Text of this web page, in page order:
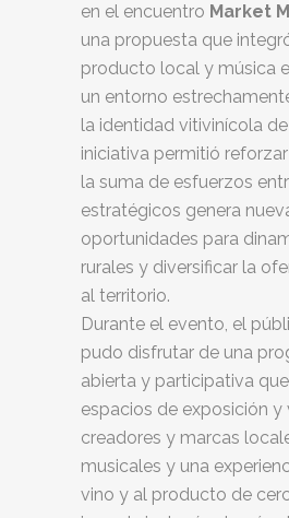
en el encuentro Market
una propuesta que
producto local y música
un entorno
la identidad vitivinícola
iniciativa permitió
la suma de esfuerzos
estratégicos genera
oportunidades para
rurales y diversificar la
al territorio.
Durante el evento, el
pudo disfrutar de una
abierta y participativa
espacios de exposición y
creadores y marcas
musicales y una
vino y al producto de